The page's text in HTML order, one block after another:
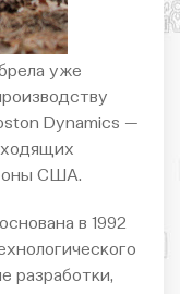
уже
Dynamics —
ходящих
США.
в 1992
разработки,